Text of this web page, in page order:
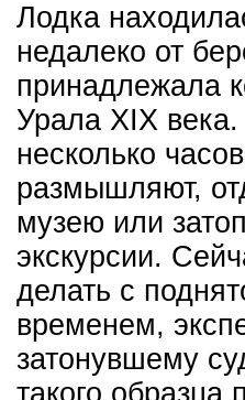
Лодка
недалеко от
принадлежала
Урала XIX
несколько
размышляют,
музею или
экскурсии.
делать с
временем,
затонувшему
такого